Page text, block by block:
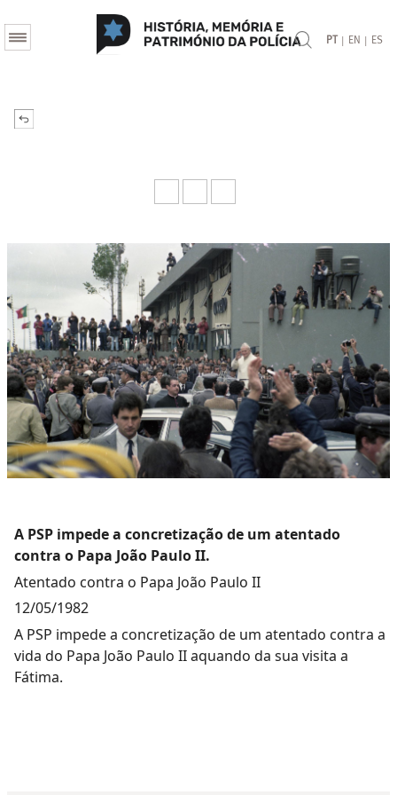
PT | EN | ES
A PSP impede a concretização de um atentado
contra o Papa João Paulo II.
Atentado contra o Papa João Paulo II
12/05/1982
A PSP impede a concretização de um atentado contra a
vida do Papa João Paulo II aquando da sua visita a
Fátima.